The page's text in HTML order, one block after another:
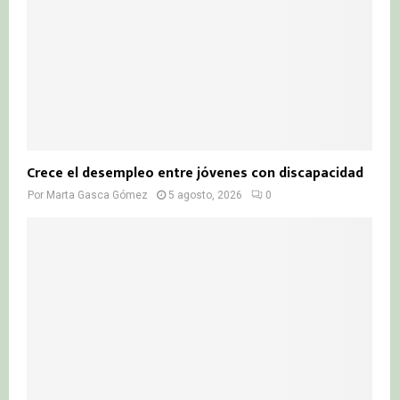
Crece el desempleo entre jóvenes con discapacidad
Por Marta Gasca Gómez 5 agosto, 2026 0